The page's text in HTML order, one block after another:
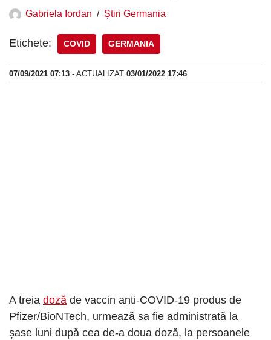
Gabriela Iordan Știri Germania
Etichete: COVID GERMANIA
07/09/2021 07:13 - ACTUALIZAT 03/01/2022 17:46
A treia doză de vaccin anti-COVID-19 produs de
Pfizer/BioNTech, urmează sa fie administrată la
șase luni după cea de-a doua doză, la persoanele